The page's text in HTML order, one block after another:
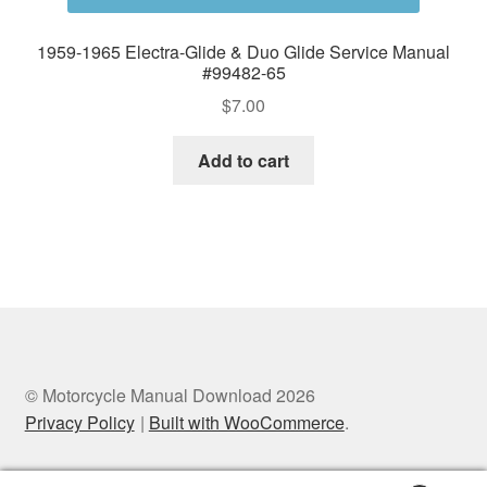
1959-1965 Electra-Glide & Duo Glide Service Manual
#99482-65
$7.00
Add to cart
© Motorcycle Manual Download 2026
Privacy Policy
Built with WooCommerce.